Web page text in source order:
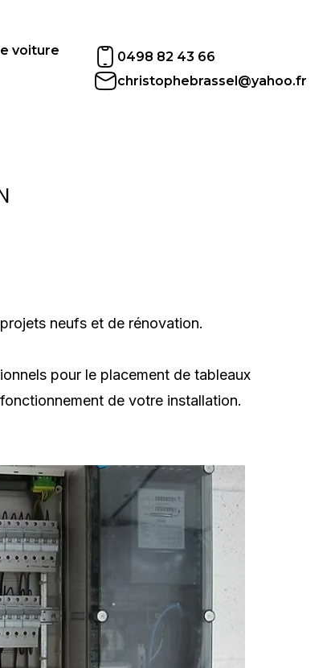
voiture
0498 82 43 66
christophebrassel@yahoo.fr
neufs et de rénovation.
pour le placement de tableaux
de votre installation.